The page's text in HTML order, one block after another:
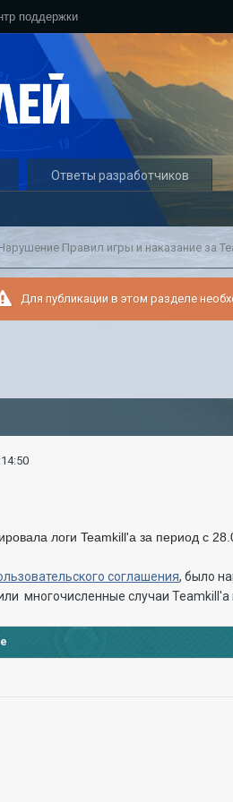
поддержки
Ответы разработчиков
Правил игры и наказание за
Для публикации в этом разделе
логи Teamkill'а за период с
соглашения, было
многочисленные случаи Teamkill'а